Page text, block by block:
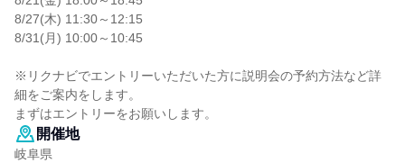
8/27(木) 11:30～12:15
8/31(月) 10:00～10:45
※リクナビでエントリーいただいた方に説明会の予約方法など詳
細をご案内をします。
まずはエントリーをお願いします。
開催地
岐阜県